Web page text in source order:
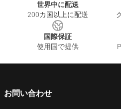
世界中に配送
200カ国以上に配送
国際保証
使用国で提供
お問い合わせ